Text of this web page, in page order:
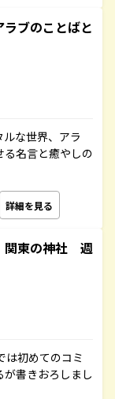
ブのことばと
な世界、アラ
名言と癒やしの
詳細を見る
関東の神社 週
は初めてのコミ
書きおろしまし